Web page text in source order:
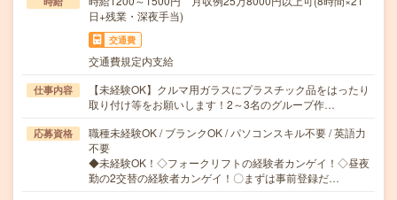
日+残業・深夜手当)
交通費
交通費規定内支給
仕事内容
【未経験OK】クルマ用ガラスにプラスチック品をはったり
取り付け等をお願いします！2～3名のグループ作…
応募資格
職種未経験OK / ブランクOK / パソコンスキル不要 / 英語力
不要
◆未経験OK！◇フォークリフトの経験者カンゲイ！◇昼夜
勤の2交替の経験者カンゲイ！〇まずは事前登録だ…